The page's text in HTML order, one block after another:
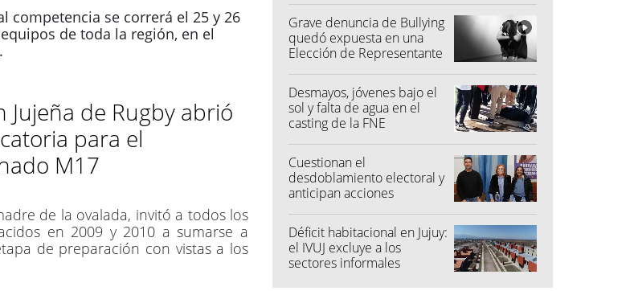
competencia se correrá el 25 y 26
de toda la región, en el
Jujeña de Rugby abrió
para el
M17
de la ovalada, invitó a todos los
en 2009 y 2010 a sumarse a
de preparación con vistas a los
Grave denuncia de Bullying
quedó expuesta en una
Elección de Representante
Desmayos, jóvenes bajo el
sol y falta de agua en el
casting de la FNE
Cuestionan el
desdoblamiento electoral y
anticipan acciones
"colectoras"
Déficit habitacional en Jujuy:
el IVUJ excluye a los
sectores informales